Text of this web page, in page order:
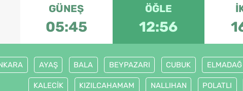
GÜNEŞ
05:45
ÖĞLE
12:56
AYAŞ BALA BEYPAZARI CUBUK ELMADAĞ
KALECİK KIZILCAHAMAM NALLIHAN POLATLI